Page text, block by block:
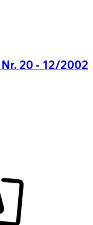
20 - 12/2002